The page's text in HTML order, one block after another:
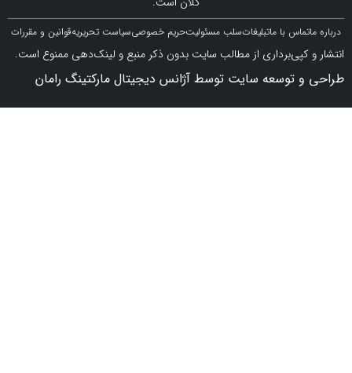
با ما تبلیغاتسلب مسئولیتحریم خصوصیسیاست تحریریهقوانین و مقررات
از مطالب سایت بدون ذکر منبع و لینک‌دهی ممنوع است.
سایت توسط آژانس دیجیتال مارکتینگ رامان